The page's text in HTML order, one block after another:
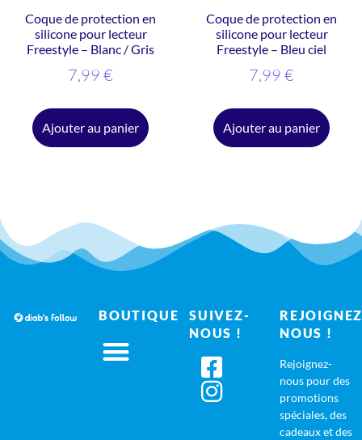
Coque de protection en
silicone pour lecteur
Freestyle – Blanc / Gris
7,99 €
Ajouter au panier
Coque de protection en
silicone pour lecteur
Freestyle – Bleu ciel
7,99 €
Ajouter au panier
BOUTIQUE
SUIVEZ-
NOUS !
NOUS !
Rejoignez-
nous pour des
promotions
spéciales, des
cadeaux et des